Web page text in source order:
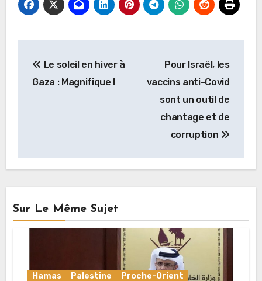
de
Le soleil en hiver à
Gaza : Magnifique !
Pour Israël, les
vaccins anti-Covid
sont un outil de
chantage et de
corruption
Sur Le Même Sujet
Hamas Palestine Proche-Orient